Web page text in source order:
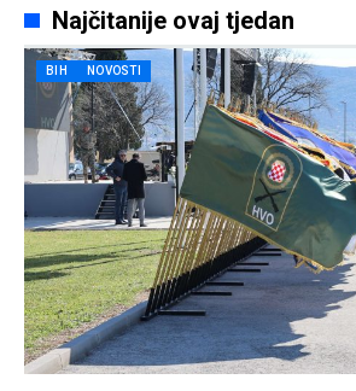
Najčitanije ovaj tjedan
BIH NOVOSTI